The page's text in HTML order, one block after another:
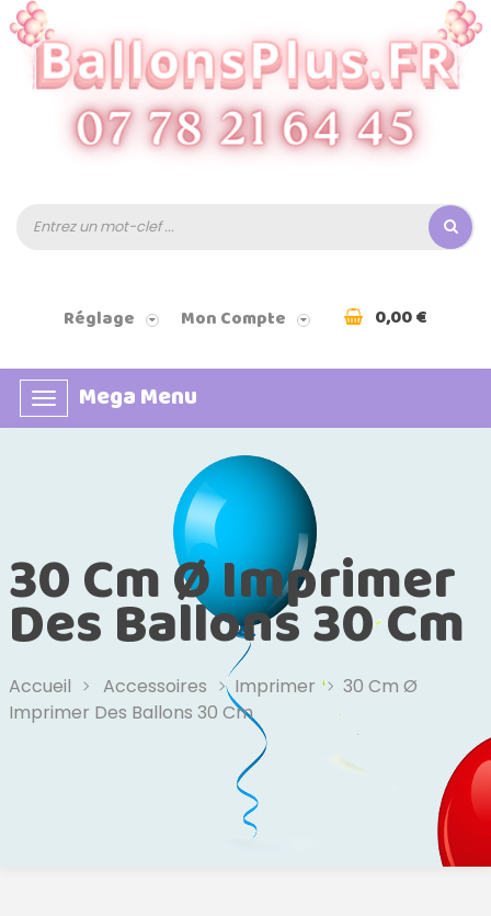
Réglage Mon Compte 0,00 €
Basculer
la
Mega Menu
30 Cm Ø Imprimer
Des Ballons 30 Cm
Accueil Accessoires Imprimer
30 Cm Ø
Imprimer Des Ballons 30 Cm